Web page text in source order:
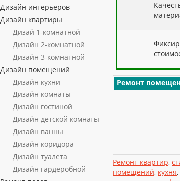
Ремонт
Ремонт квартир,
помещений, кухня,
Дизайн интерьеров
Дизайн квартиры
Дизай 1-комнатной
Дизайн 2-комнатной
Дизайн 3-комнатной
Дизайн помещений
Дизайн кухни
Дизайн комнаты
Дизайн гостиной
Дизайн детской комнаты
Дизайн ванны
Дизайн коридора
Дизайн туалета
Дизайн гардеробной